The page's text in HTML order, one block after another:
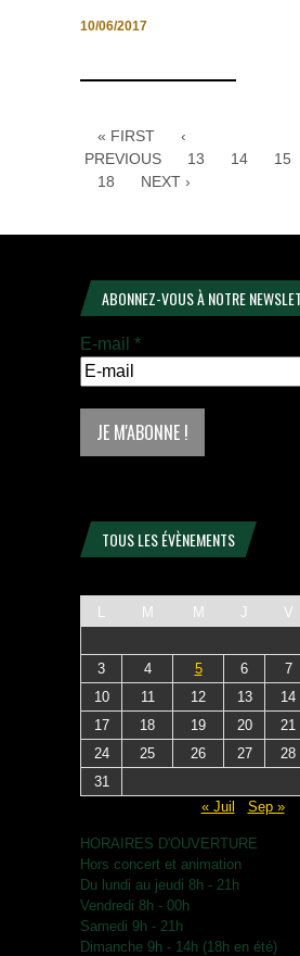
10/06/2017
« FIRST
‹
PREVIOUS
13 14 15
18
NEXT ›
ABONNEZ-VOUS À NOTRE
E-mail *
TOUS LES ÉVÈNEMENTS
L M M J V
3
4 5 6 7
10
11 12 13 14
17
18 19 20 21
24
25 26 27 28
31
« Juil
Sep »
HORAIRES D'OUVERTURE
Hors concert et animation
Du lundi au jeudi 8h - 21h
Vendredi 8h - 00h
Samedi 9h - 21h
Dimanche 9h - 14h (18h en été)